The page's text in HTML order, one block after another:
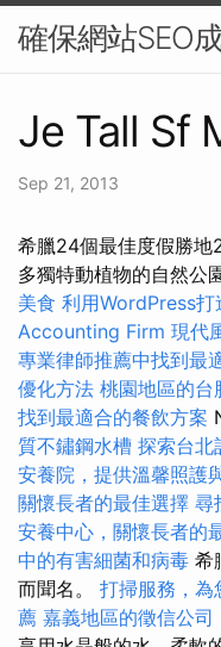
確保網站SEO
Je Tall Sf
Sep 21, 2013
希臘24個最佳度假勝
多獨特動植物的自然公
美食 利用WordPress打
Accounting Firm 現代
專業律師推薦中找到最
優化方法 桃園地區的台
找到最適合的餐飲方案
質不鏽鋼水槽 探索台北
安養院，提供溫馨照護
關懷長者的最佳選擇 尋
安養中心，關懷長者的
中的有害細菌和病毒 希
而聞名。 打掃服務，為
薦 嘉義地區的徵信公司